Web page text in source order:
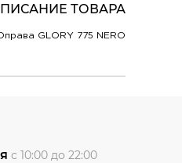
ТОВАРА
GLORY 775 NERO
с 10:00 до 22:00